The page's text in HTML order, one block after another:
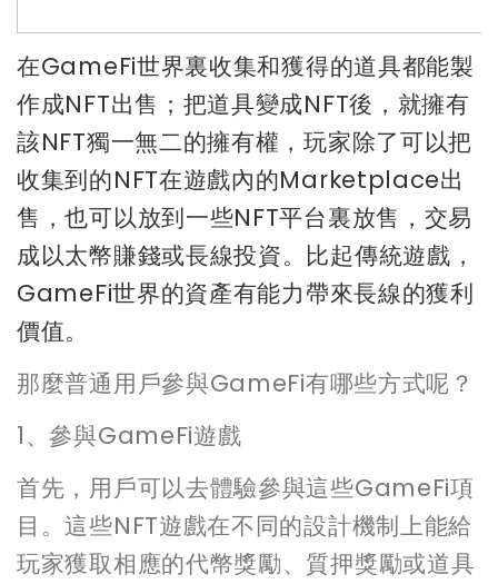
在GameFi世界裏收集和獲得的道具都能製
作成NFT出售；把道具變成NFT後，就擁有
該NFT獨一無二的擁有權，玩家除了可以把
收集到的NFT在遊戲內的Marketplace出
售，也可以放到一些NFT平台裏放售，交易
成以太幣賺錢或長線投資。比起傳統遊戲，
GameFi世界的資產有能力帶來長線的獲利
價值。
那麼普通用戶參與GameFi有哪些方式呢？
1、參與GameFi遊戲
首先，用戶可以去體驗參與這些GameFi項
目。這些NFT遊戲在不同的設計機制上能給
玩家獲取相應的代幣獎勵、質押獎勵或道具